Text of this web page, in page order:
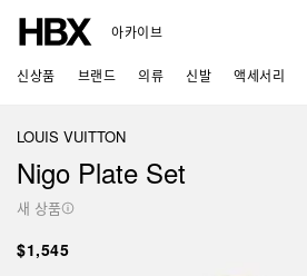
아카이브
신상품 브랜드 의류 신발 액세서리
LOUIS VUITTON
Nigo Plate Set
새 상품
$1,545